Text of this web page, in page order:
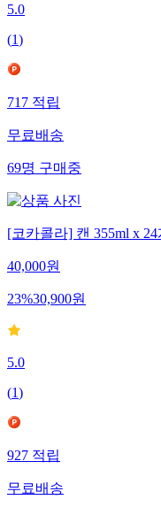
5.0
(1)
717적립
무료배송
69명구매중
[코카콜라] 캔 355ml x
40,000원
23%30,900원
5.0
(1)
927적립
무료배송